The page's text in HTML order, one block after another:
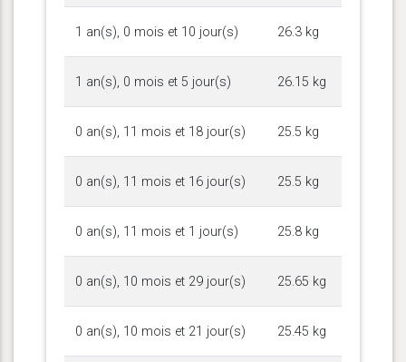
1 an(s), 0 mois et 10 jour(s) 26.3 kg
1 an(s), 0 mois et 5 jour(s) 26.15 kg
0 an(s), 11 mois et 18 jour(s) 25.5 kg
0 an(s), 11 mois et 16 jour(s) 25.5 kg
0 an(s), 11 mois et 1 jour(s) 25.8 kg
0 an(s), 10 mois et 29 jour(s) 25.65 kg
0 an(s), 10 mois et 21 jour(s) 25.45 kg